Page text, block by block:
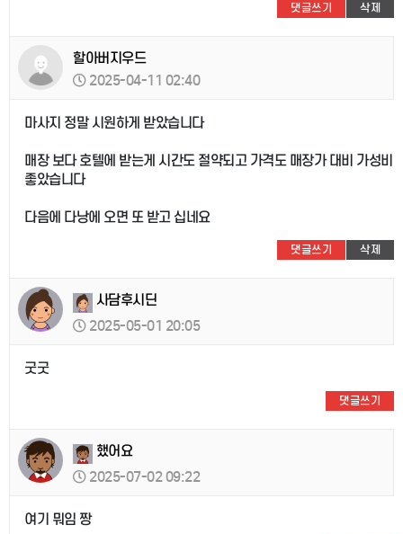
댓글쓰기 삭제
할아버지우드
2025-04-11 02:40
마사지 정말 시원하게 받았습니다
매장 보다 호텔에 받는게 시간도 절약되고 가격도 매장가 대비 가성비
좋았습니다
다음에 다낭에 오면 또 받고 십네요
댓글쓰기 삭제
사담후시딘
2025-05-01 20:05
굿굿
댓글쓰기
했어요
2025-07-02 09:22
여기 뭐임 짱